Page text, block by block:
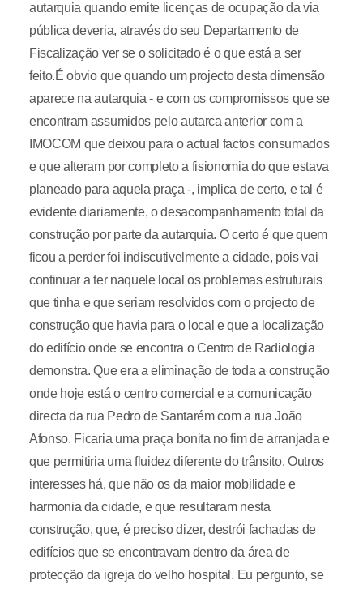
autarquia quando emite licenças de ocupação da via
pública deveria, através do seu Departamento de
Fiscalização ver se o solicitado é o que está a ser
feito.É obvio que quando um projecto desta dimensão
aparece na autarquia - e com os compromissos que se
encontram assumidos pelo autarca anterior com a
IMOCOM que deixou para o actual factos consumados
e que alteram por completo a fisionomia do que estava
planeado para aquela praça -, implica de certo, e tal é
evidente diariamente, o desacompanhamento total da
construção por parte da autarquia. O certo é que quem
ficou a perder foi indiscutivelmente a cidade, pois vai
continuar a ter naquele local os problemas estruturais
que tinha e que seriam resolvidos com o projecto de
construção que havia para o local e que a localização
do edifício onde se encontra o Centro de Radiologia
demonstra. Que era a eliminação de toda a construção
onde hoje está o centro comercial e a comunicação
directa da rua Pedro de Santarém com a rua João
Afonso. Ficaria uma praça bonita no fim de arranjada e
que permitiria uma fluidez diferente do trânsito. Outros
interesses há, que não os da maior mobilidade e
harmonia da cidade, e que resultaram nesta
construção, que, é preciso dizer, destrói fachadas de
edifícios que se encontravam dentro da área de
protecção da igreja do velho hospital. Eu pergunto, se